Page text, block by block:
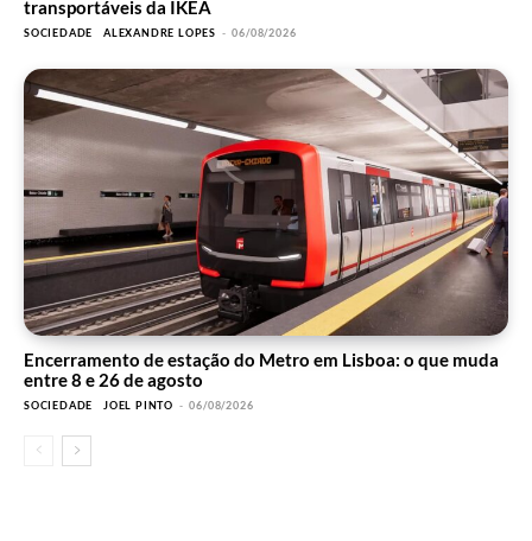
transportáveis da IKEA
SOCIEDADE ALEXANDRE LOPES - 06/08/2026
Encerramento de estação do Metro em Lisboa: o que muda
entre 8 e 26 de agosto
SOCIEDADE JOEL PINTO - 06/08/2026